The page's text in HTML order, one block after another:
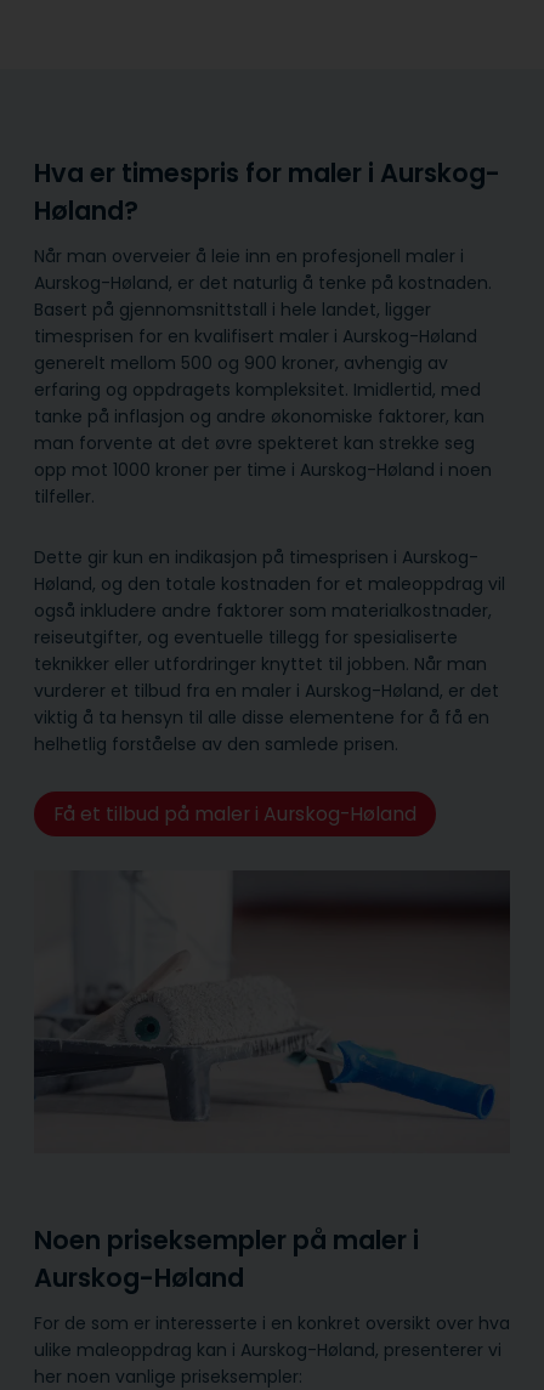
Hva er timespris for maler i Aurskog-
Høland?
Når man overveier å leie inn en profesjonell maler i
Aurskog-Høland, er det naturlig å tenke på kostnaden.
Basert på gjennomsnittstall i hele landet, ligger
timesprisen for en kvalifisert maler i Aurskog-Høland
generelt mellom 500 og 900 kroner, avhengig av
erfaring og oppdragets kompleksitet. Imidlertid, med
tanke på inflasjon og andre økonomiske faktorer, kan
man forvente at det øvre spekteret kan strekke seg
opp mot 1000 kroner per time i Aurskog-Høland i noen
tilfeller.
Dette gir kun en indikasjon på timesprisen i Aurskog-
Høland, og den totale kostnaden for et maleoppdrag vil
også inkludere andre faktorer som materialkostnader,
reiseutgifter, og eventuelle tillegg for spesialiserte
teknikker eller utfordringer knyttet til jobben. Når man
vurderer et tilbud fra en maler i Aurskog-Høland, er det
viktig å ta hensyn til alle disse elementene for å få en
helhetlig forståelse av den samlede prisen.
Få et tilbud på maler i Aurskog-Høland
Noen priseksempler på maler i
Aurskog-Høland
For de som er interesserte i en konkret oversikt over hva
ulike maleoppdrag kan i Aurskog-Høland, presenterer vi
her noen vanlige priseksempler: